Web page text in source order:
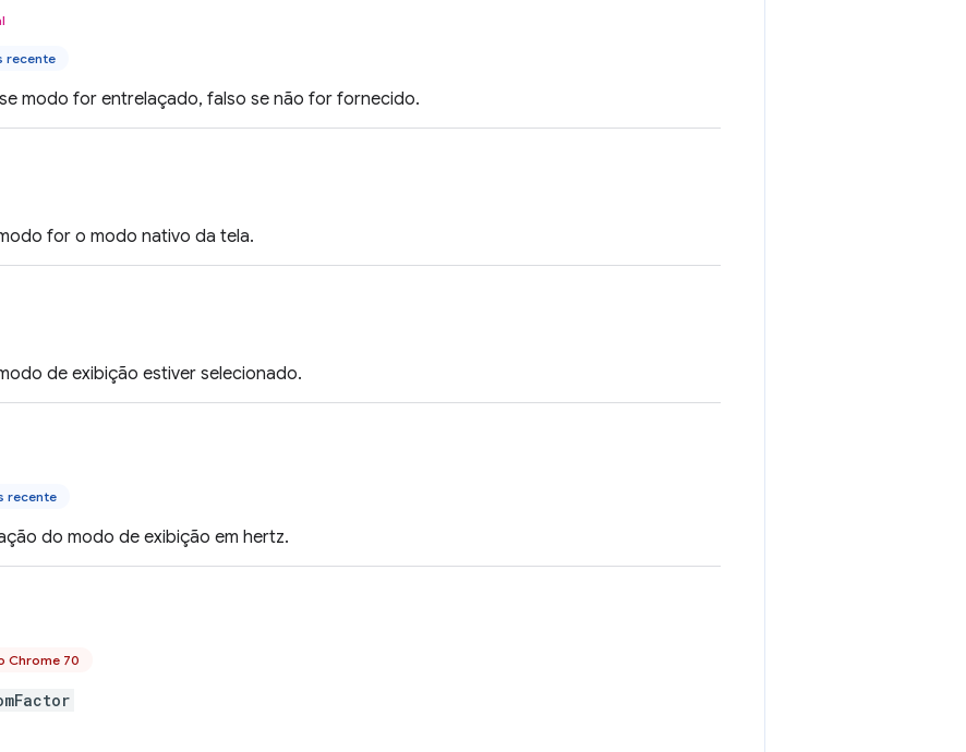
recente
modo for entrelaçado, falso se não for fornecido.
for o modo nativo da tela.
de exibição estiver selecionado.
recente
do modo de exibição em hertz.
Chrome 70